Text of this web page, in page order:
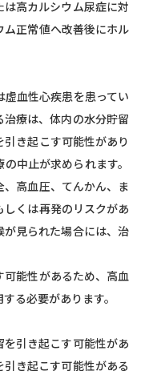
高カルシウム尿症に対
ム正常値へ改善後にホル
血性心疾患を患ってい
療は、体内の水分貯留
き起こす可能性があり
中止が求められます。
高血圧、てんかん、ま
くは再発のリスクがあ
が見られた場合には、治
可能性があるため、高血
る必要があります。
引き起こす可能性があ
き起こす可能性がある